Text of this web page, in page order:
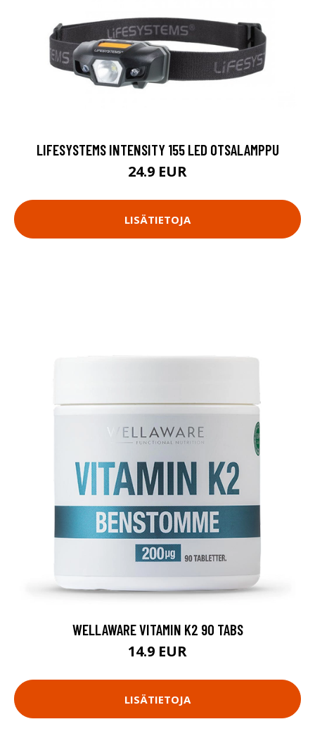
LIFESYSTEMS INTENSITY 155 LED OTSALAMPPU
24.9 EUR
LISÄTIETOJA
WELLAWARE VITAMIN K2 90 TABS
14.9 EUR
LISÄTIETOJA